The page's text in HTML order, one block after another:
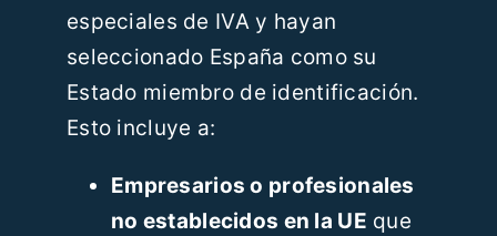
especiales de IVA y hayan
seleccionado España como su
Estado miembro de identificación.
Esto incluye a:
Empresarios o profesionales
no establecidos en la UE que